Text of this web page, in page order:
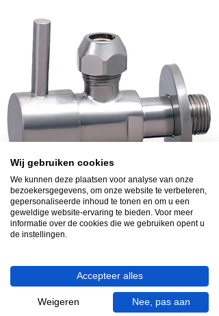
Levertijd: 1-4 werkdagen
Wiesbaden Minimal hoekstopkraan 3/8"
Prijs
€ 24,00
Wij gebruiken cookies
We kunnen deze plaatsen voor analyse van onze
bezoekersgegevens, om onze website te verbeteren,
gepersonaliseerde inhoud te tonen en om u een
geweldige website-ervaring te bieden. Voor meer
informatie over de cookies die we gebruiken opent u
de instellingen.
Accepteer alles
Weigeren Nee, pas aan